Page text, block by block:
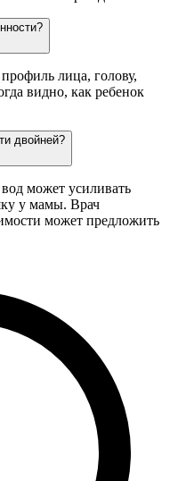
лица, голову,
видно, как ребенок
двойней?
может усиливать
у мамы. Врач
может предложить